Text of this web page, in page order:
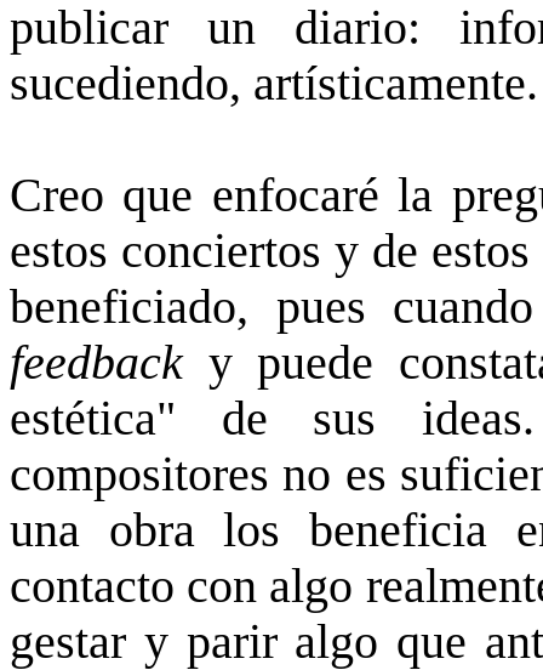
publicar un diario:
sucediendo, artísticamente.
Creo que enfocaré la
estos conciertos y de
beneficiado, pues
feedbacky puede
estética" de sus
compositores no es
una obra los beneficia
contacto con algo
gestar y parir algo que